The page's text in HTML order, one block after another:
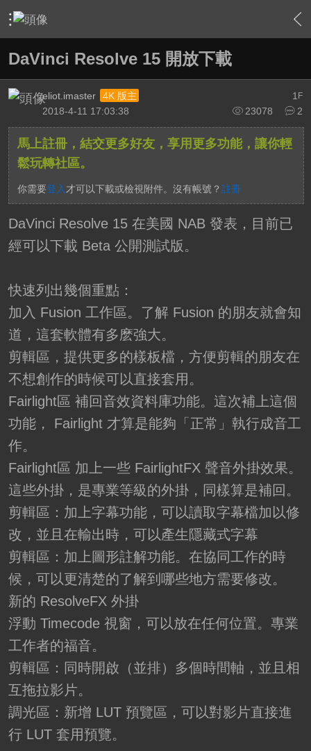
› 影片創作區 › 剪接軟硬體討論區 › DaVinci Resolve › 內
DaVinci Resolve 15 開放下載
1 F
eliot.imaster
4K 版主
23078
2
2018-4-11 17:03:38
馬上註冊，結交更多好友，享用更多功能，讓你輕
鬆玩轉社區。
你需要登入 才可以下載或檢視附件。沒有帳號？ 註冊
DaVinci Resolve 15 在美國 NAB 發表，目前已
經可以下載 Beta 公開測試版。
快速列出幾個重點：
加入 Fusion 工作區。了解 Fusion 的朋友就會知
道，這套軟體有多麽強大。
剪輯區，提供更多的樣板檔，方便剪輯的朋友在
不想創作的時候可以直接套用。
Fairlight區 補回音效資料庫功能。這次補上這個
功能， Fairlight 才算是能夠「正常」執行成音工
作。
Fairlight區 加上一些 FairlightFX 聲音外掛效果。
這些外掛，是專業等級的外掛，同樣算是補回。
剪輯區：加上字幕功能，可以讀取字幕檔加以修
改，並且在輸出時，可以產生隱藏式字幕
剪輯區：加上圖形註解功能。在協同工作的時
候，可以更清楚的了解到哪些地方需要修改。
新的 ResolveFX 外掛
浮動 Timecode 視窗，可以放在任何位置。專業
工作者的福音。
剪輯區：同時開啟（並排）多個時間軸，並且相
互拖拉影片。
調光區：新增 LUT 預覽區，可以對影片直接進
行 LUT 套用預覽。